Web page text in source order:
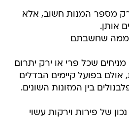
מספר המנות חשוב, אלא
אותן.
ממה שחשבתם
שכל פרי או ירק יתרום
אולם בפועל קיימים הבדלים
בין המזונות השונים.
של פירות וירקות עשוי